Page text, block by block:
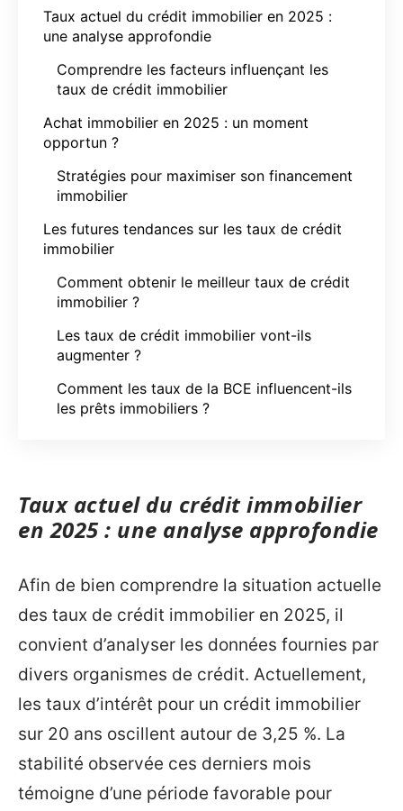
Taux actuel du crédit immobilier en 2025 :
une analyse approfondie
Comprendre les facteurs influençant les
taux de crédit immobilier
Achat immobilier en 2025 : un moment
opportun ?
Stratégies pour maximiser son financement
immobilier
Les futures tendances sur les taux de crédit
immobilier
Comment obtenir le meilleur taux de crédit
immobilier ?
Les taux de crédit immobilier vont-ils
augmenter ?
Comment les taux de la BCE influencent-ils
les prêts immobiliers ?
Taux actuel du crédit immobilier
en 2025 : une analyse approfondie
Afin de bien comprendre la situation actuelle
des taux de crédit immobilier en 2025, il
convient d’analyser les données fournies par
divers organismes de crédit. Actuellement,
les taux d’intérêt pour un crédit immobilier
sur 20 ans oscillent autour de 3,25 %. La
stabilité observée ces derniers mois
témoigne d’une période favorable pour